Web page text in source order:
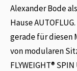
Alexander Bode
Hause
gerade für diesen
von modularen
FLYWEIGHT®